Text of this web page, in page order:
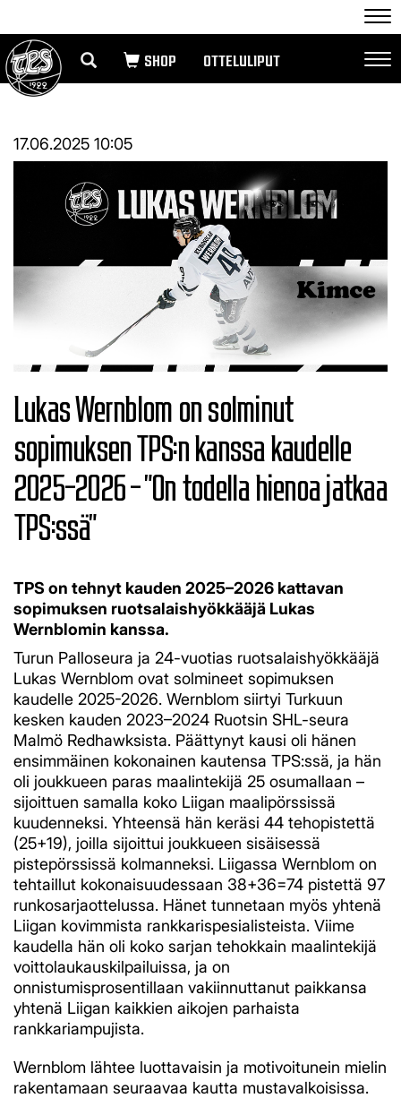
OTTELULIPUT
17.06.2025 10:05
Lukas Wernblom on solminut
sopimuksen TPS:n kanssa kaudelle
2025–2026 – "On todella hienoa jatkaa
TPS:ssä"
TPS on tehnyt kauden 2025–2026 kattavan
sopimuksen ruotsalaishyökkääjä Lukas
Wernblomin kanssa.
Turun Palloseura ja 24-vuotias ruotsalaishyökkääjä
Lukas Wernblom ovat solmineet sopimuksen
kaudelle 2025-2026. Wernblom siirtyi Turkuun
kesken kauden 2023–2024 Ruotsin SHL-seura
Malmö Redhawksista. Päättynyt kausi oli hänen
ensimmäinen kokonainen kautensa TPS:ssä, ja hän
oli joukkueen paras maalintekijä 25 osumallaan –
sijoittuen samalla koko Liigan maalipörssissä
kuudenneksi. Yhteensä hän keräsi 44 tehopistettä
(25+19), joilla sijoittui joukkueen sisäisessä
pistepörssissä kolmanneksi. Liigassa Wernblom on
tehtaillut kokonaisuudessaan 38+36=74 pistettä 97
runkosarjaottelussa. Hänet tunnetaan myös yhtenä
Liigan kovimmista rankkarispesialisteista. Viime
kaudella hän oli koko sarjan tehokkain maalintekijä
voittolaukauskilpailuissa, ja on
onnistumisprosentillaan vakiinnuttanut paikkansa
yhtenä Liigan kaikkien aikojen parhaista
rankkariampujista.
Wernblom lähtee luottavaisin ja motivoitunein mielin
rakentamaan seuraavaa kautta mustavalkoisissa.